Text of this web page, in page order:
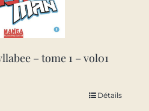
– tome 1 – vol01
Détails